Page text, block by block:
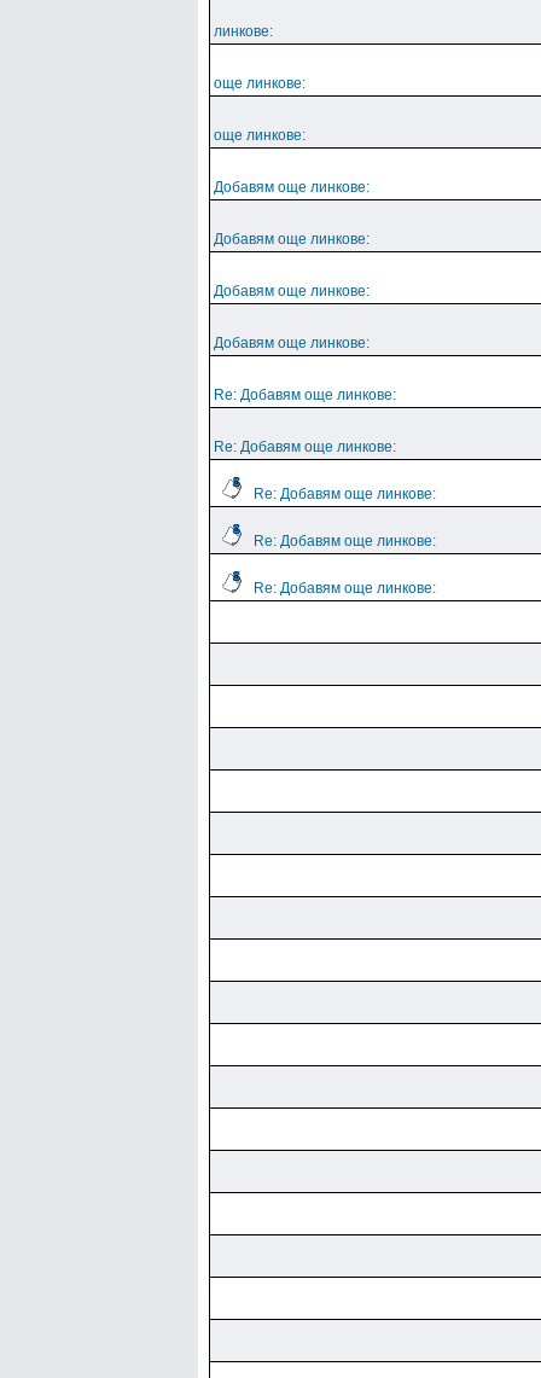
линкове:
още линкове:
още линкове:
Добавям още линкове:
Добавям още линкове:
Добавям още линкове:
Добавям още линкове:
Re: Добавям още линкове:
Re: Добавям още линкове:
Re: Добавям още линкове:
Re: Добавям още линкове:
Re: Добавям още линкове: